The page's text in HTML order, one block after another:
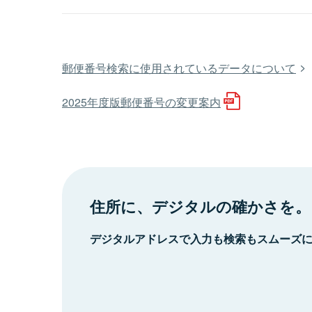
郵便番号検索に使用されているデータについて
2025年度版郵便番号の変更案内
住所に、デジタルの確かさを。
デジタルアドレスで入力も検索もスムーズ